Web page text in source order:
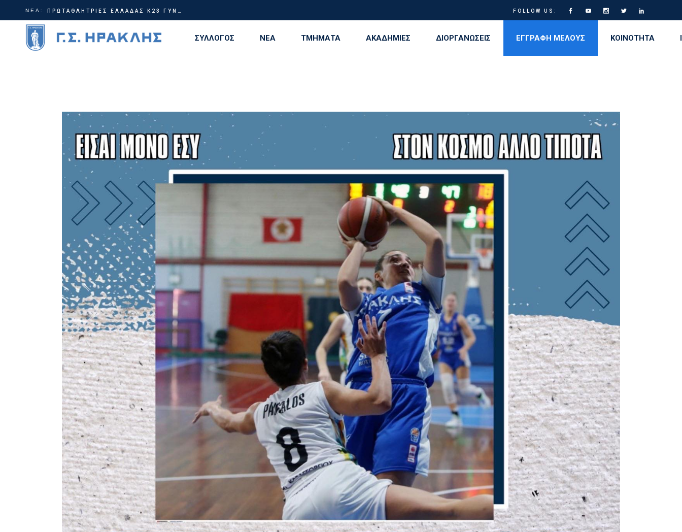
ΝΕΑ: ΠΡΩΤΑΘΛΗΤΡΙΕΣ ΕΛΛΑΔΑΣ Κ23 ΓΥΝΑΙΚΩΝ! FOLLOW US:
ΣΥΛΛΟΓΟΣ
Τίτλοι
Εγκαταστάσεις
ΝΕΑ ΤΜΗΜΑΤΑ
Πετοσφαίριση Γυναικών
Ράγκμπι Ανδρών
Ράγκμπι Γυναικών
Υδατοσφαίριση Ανδρών
Υδατοσφαίριση Γυναικών
Κολύμβηση
Συγχρονισμένη Κολύμβηση
Καταδύσεις
Χειροσφαίριση Ανδρών
Ξιφασκία
Πινγκ Πονγκ
Ποδηλασία
ΑΚΑΔΗΜΙΕΣ
Ακαδημία Μπάσκετ
Ακαδημία Βολεϊ
Ακαδημία Κολύμβησης
Καλλιτεχνική κολύμβηση
Ακαδημία Υδατοσφαίρισης
Ακαδημία Ξιφασκίας
ΔΙΟΡΓΑΝΩΣΕΙΣ
IRA Camp
ΕΓΓΡΑΦΗ ΜΕΛΟΥΣ ΚΟΙΝΟΤΗΤΑ